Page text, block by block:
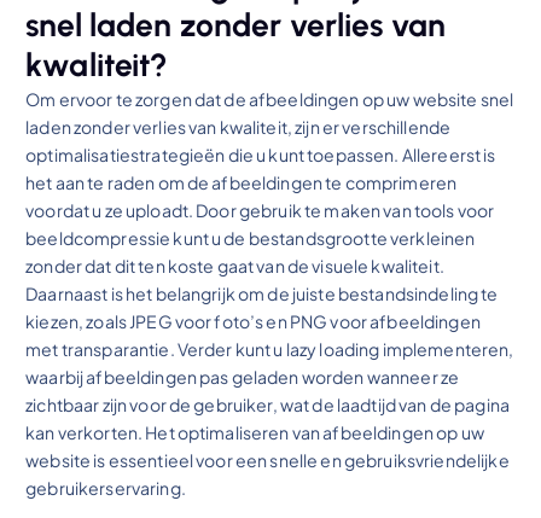
snel laden zonder verlies van
kwaliteit?
Om ervoor te zorgen dat de afbeeldingen op uw website snel
laden zonder verlies van kwaliteit, zijn er verschillende
optimalisatiestrategieën die u kunt toepassen. Allereerst is
het aan te raden om de afbeeldingen te comprimeren
voordat u ze uploadt. Door gebruik te maken van tools voor
beeldcompressie kunt u de bestandsgrootte verkleinen
zonder dat dit ten koste gaat van de visuele kwaliteit.
Daarnaast is het belangrijk om de juiste bestandsindeling te
kiezen, zoals JPEG voor foto’s en PNG voor afbeeldingen
met transparantie. Verder kunt u lazy loading implementeren,
waarbij afbeeldingen pas geladen worden wanneer ze
zichtbaar zijn voor de gebruiker, wat de laadtijd van de pagina
kan verkorten. Het optimaliseren van afbeeldingen op uw
website is essentieel voor een snelle en gebruiksvriendelijke
gebruikerservaring.